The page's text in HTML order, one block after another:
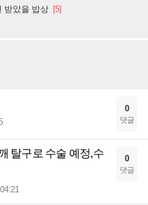
받았을 밥상 [5]
0
댓글
탈구로 수술 예정,수
04:21
0
댓글